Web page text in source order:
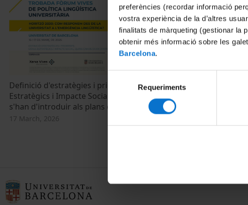
preferències (recordar informació
vostra experiència de la d’altres
finalitats de màrqueting (gestionar la
obtenir més informació sobre les
Barcelona.
consentiment
Requeriments
Definició d'estratègies i prioritats: Graus
Estratègics i Impacte Social. Quins canvis
s'han d'introduir als plans d'estudis?
17 March, 2026
Les Universitats com
lingüística: Què cal
Universitats per
del català?